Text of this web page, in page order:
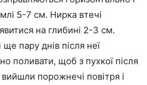
5-7 см. Нирка втечі
на глибині 2-3 см.
ще пару днів після неї
поливати, щоб з пухкої після
порожнечі повітря і